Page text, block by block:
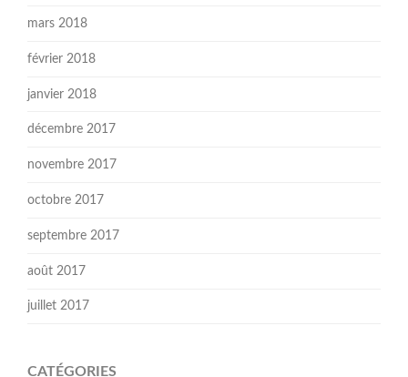
mars 2018
février 2018
janvier 2018
décembre 2017
novembre 2017
octobre 2017
septembre 2017
août 2017
juillet 2017
CATÉGORIES